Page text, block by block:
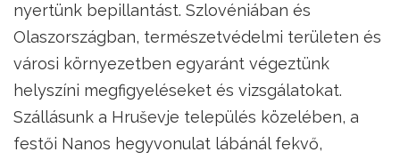
nyertünk bepillantást. Szlovéniában és
Olaszországban, természetvédelmi területen és
városi környezetben egyaránt végeztünk
helyszíni megfigyeléseket és vizsgálatokat.
Szállásunk a Hruševje település közelében, a
festői Nanos hegyvonulat lábánál fekvő,